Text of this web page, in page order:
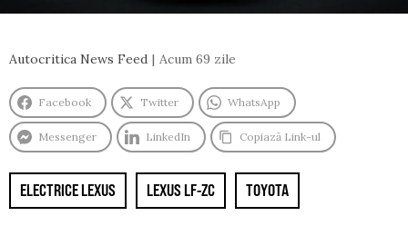
Autocritica News Feed Acum 69 zile
Facebook Twitter WhatsApp
Messenger LinkedIn Copiază Link-ul
ELECTRICE LEXUS LEXUS LF-ZC TOYOTA